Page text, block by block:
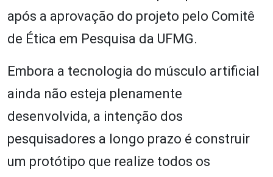
após a aprovação do projeto pelo Comitê
de Ética em Pesquisa da UFMG.
Embora a tecnologia do músculo artificial
ainda não esteja plenamente
desenvolvida, a intenção dos
pesquisadores a longo prazo é construir
um protótipo que realize todos os